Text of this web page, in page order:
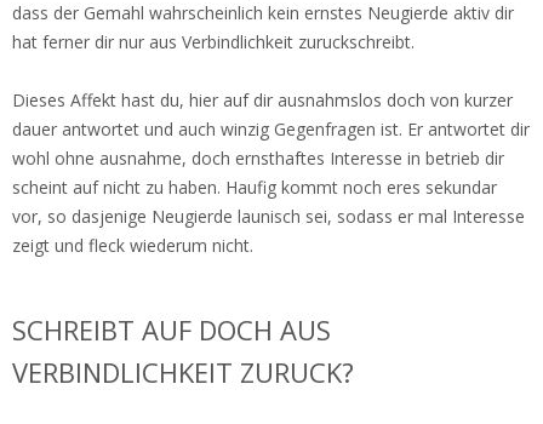
dass der Gemahl wahrscheinlich kein ernstes Neugierde aktiv dir
hat ferner dir nur aus Verbindlichkeit zuruckschreibt.
Dieses Affekt hast du, hier auf dir ausnahmslos doch von kurzer
dauer antwortet und auch winzig Gegenfragen ist. Er antwortet dir
wohl ohne ausnahme, doch ernsthaftes Interesse in betrieb dir
scheint auf nicht zu haben. Haufig kommt noch eres sekundar
vor, so dasjenige Neugierde launisch sei, sodass er mal Interesse
zeigt und fleck wiederum nicht.
SCHREIBT AUF DOCH AUS
VERBINDLICHKEIT ZURUCK?